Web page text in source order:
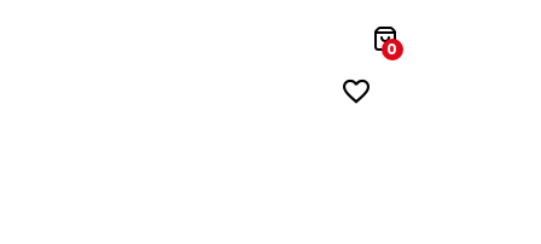
0